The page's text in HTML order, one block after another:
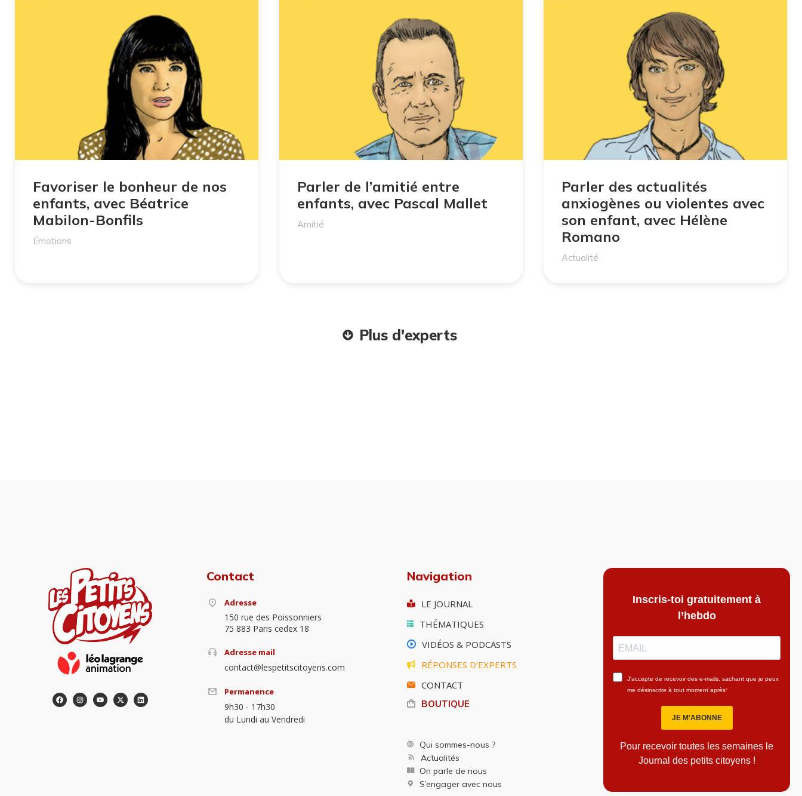
Favoriser le bonheur de nos
enfants, avec Béatrice
Mabilon-Bonfils
Émotions
Parler de l’amitié entre
enfants, avec Pascal Mallet
Amitié
Parler des actualités
anxiogènes ou violentes avec
son enfant, avec Hélène
Romano
Actualité
Plus d'experts
Contact
Adresse
150 rue des Poissonniers
75 883 Paris cedex 18
Adresse mail
contact@lespetitscitoyens.com
Permanence
9h30 - 17h30
du Lundi au Vendredi
Navigation
LE JOURNAL
THÉMATIQUES
VIDÉOS & PODCASTS
RÉPONSES D’EXPERTS
CONTACT
BOUTIQUE
Qui sommes-nous ?
Actualités
On parle de nous
S’engager avec nous